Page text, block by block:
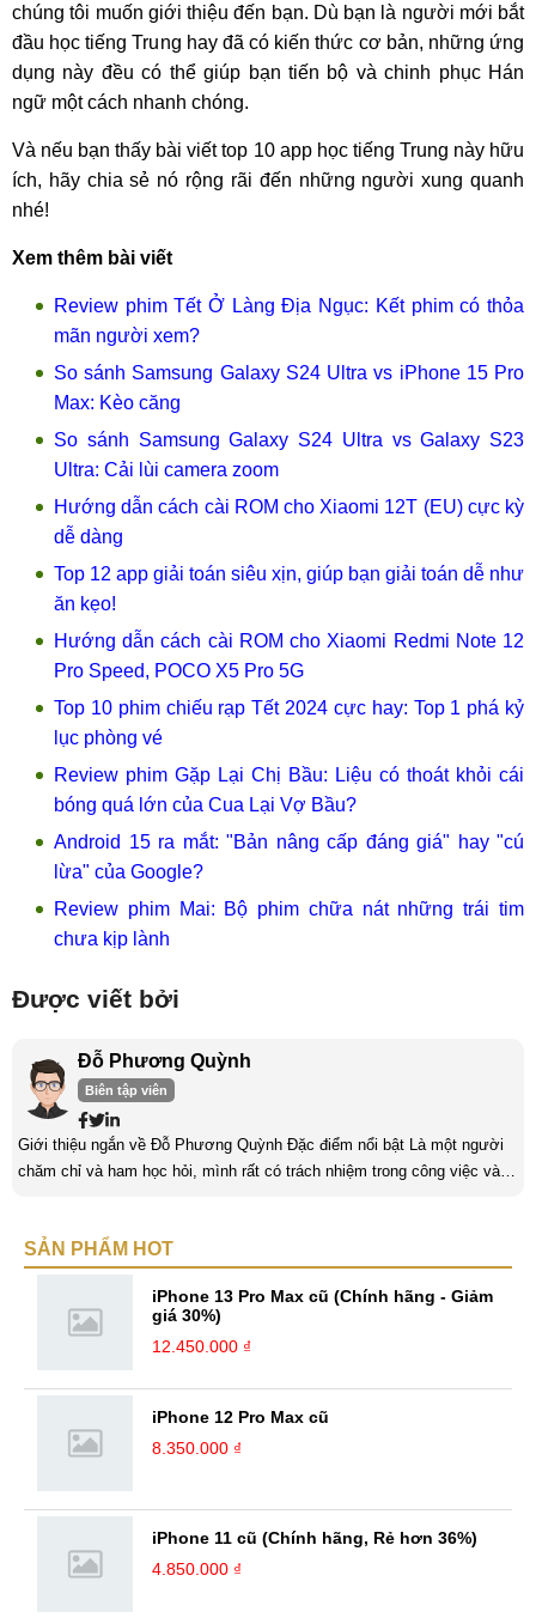
chúng tôi muốn giới thiệu đến bạn. Dù bạn là người mới bắt
đầu học tiếng Trung hay đã có kiến thức cơ bản, những ứng
dụng này đều có thể giúp bạn tiến bộ và chinh phục Hán
ngữ một cách nhanh chóng.
Và nếu bạn thấy bài viết top 10 app học tiếng Trung này hữu
ích, hãy chia sẻ nó rộng rãi đến những người xung quanh
nhé!
Xem thêm bài viết
Review phim Tết Ở Làng Địa Ngục: Kết phim có thỏa
mãn người xem?
So sánh Samsung Galaxy S24 Ultra vs iPhone 15 Pro
Max: Kèo căng
So sánh Samsung Galaxy S24 Ultra vs Galaxy S23
Ultra: Cải lùi camera zoom
Hướng dẫn cách cài ROM cho Xiaomi 12T (EU) cực kỳ
dễ dàng
Top 12 app giải toán siêu xịn, giúp bạn giải toán dễ như
ăn kẹo!
Hướng dẫn cách cài ROM cho Xiaomi Redmi Note 12
Pro Speed, POCO X5 Pro 5G
Top 10 phim chiếu rạp Tết 2024 cực hay: Top 1 phá kỷ
lục phòng vé
Review phim Gặp Lại Chị Bầu: Liệu có thoát khỏi cái
bóng quá lớn của Cua Lại Vợ Bầu?
Android 15 ra mắt: "Bản nâng cấp đáng giá" hay "cú
lừa" của Google?
Review phim Mai: Bộ phim chữa nát những trái tim
chưa kịp lành
Được viết bởi
Đỗ Phương Quỳnh
Biên tập viên
Giới thiệu ngắn về Đỗ Phương Quỳnh Đặc điểm nổi bật Là một người
chăm chỉ và ham học hỏi, mình rất có trách nhiệm trong công việc và
học cũng như kinh nghiệm quý giá. Với niềm đam mê với công nghệ,
SẢN PHẨM HOT
iPhone 13 Pro Max cũ (Chính hãng - Giảm
giá 30%)
12.450.000 ₫
iPhone 12 Pro Max cũ
8.350.000 ₫
iPhone 11 cũ (Chính hãng, Rẻ hơn 36%)
4.850.000 ₫